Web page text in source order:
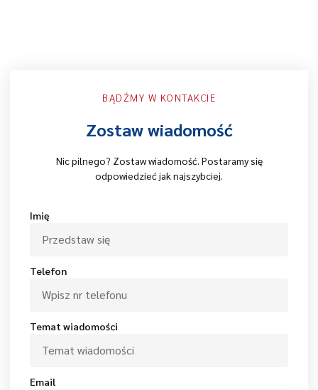
BĄDŹMY W KONTAKCIE
Zostaw wiadomość
Nic pilnego? Zostaw wiadomość. Postaramy się
odpowiedzieć jak najszybciej.
Imię
Telefon
Temat wiadomości
Email